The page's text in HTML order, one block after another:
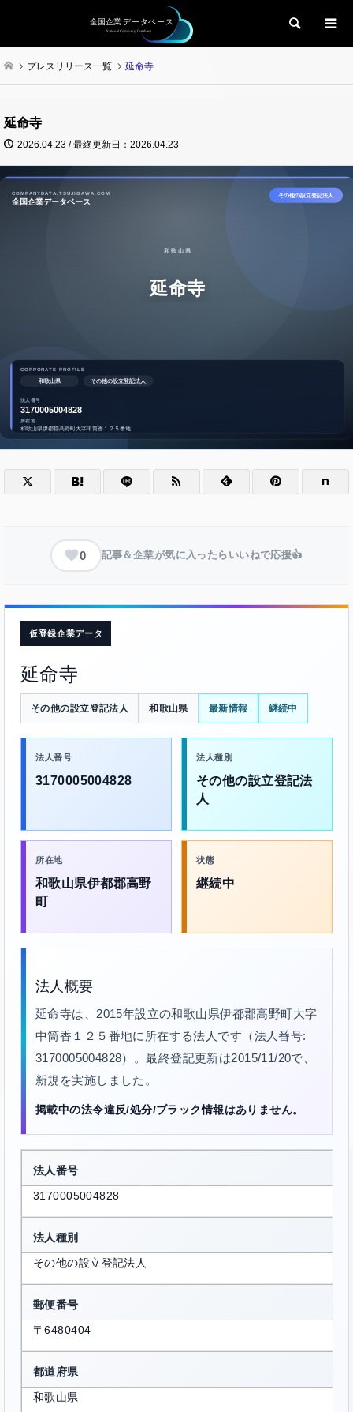
検索
プレスリリース一覧 延命寺
延命寺
2026.04.23 / 最終更新日：2026.04.23
0 記事＆企業が気に入ったらいいねで応援👍
仮登録企業データ
延命寺
その他の設立登記法人 和歌山県 最新情報 継続中
法人番号
3170005004828
法人種別
その他の設立登記法
人
所在地
和歌山県伊都郡高野
町
状態
継続中
法人概要
延命寺は、2015年設立の和歌山県伊都郡高野町大字
中筒香１２５番地に所在する法人です（法人番号:
3170005004828）。最終登記更新は2015/11/20で、
新規を実施しました。
掲載中の法令違反/処分/ブラック情報はありません。
法人番号
3170005004828
法人種別
その他の設立登記法人
郵便番号
〒6480404
都道府県
和歌山県